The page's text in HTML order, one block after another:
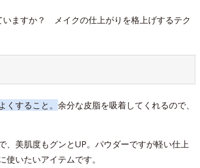
ますか？ メイクの仕上がりを格上げするテク
すること。 余分な皮脂を吸着してくれるので、
、美肌度もグンとUP。パウダーですが軽い仕上
いたいアイテムです。